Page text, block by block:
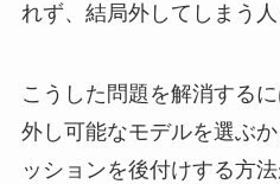
れず、結局外してしまう人
こうした問題を解消する
外し可能なモデルを選ぶ
ッションを後付けする方